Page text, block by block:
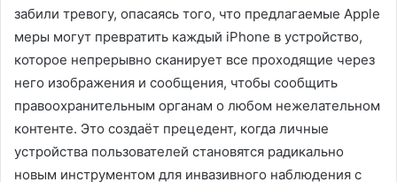
забили тревогу, опасаясь того, что предлагаемые Apple
меры могут превратить каждый iPhone в устройство,
которое непрерывно сканирует все проходящие через
него изображения и сообщения, чтобы сообщить
правоохранительным органам о любом нежелательном
контенте. Это создаёт прецедент, когда личные
устройства пользователей становятся радикально
новым инструментом для инвазивного наблюдения с